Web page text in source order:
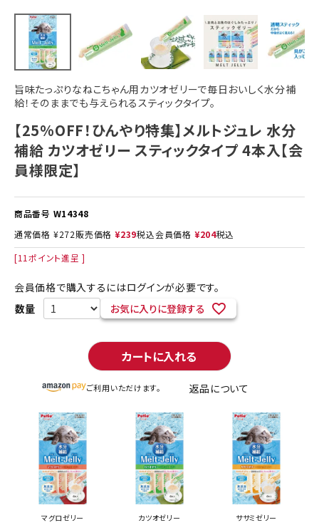
旨味たっぷりなねこちゃん用カツオゼリーで毎日おいしく水分補
給！そのままでも与えられるスティックタイプ。
【25%OFF！ひんやり特集】メルトジュレ 水分
補給 カツオゼリー スティックタイプ 4本入【会
員様限定】
商品番号 W14348
通常価格 ¥272販売価格 ¥239税込会員価格 ¥204税込
[11ポイント進呈 ]
会員価格で購入するにはログインが必要です。
お気に入りに登録する
カートに入れる
ご利用いただけます。 返品について
マグロゼリー カツオゼリー ササミゼリー